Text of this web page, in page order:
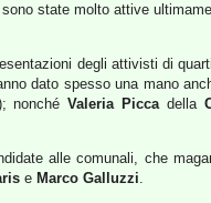
state molto attive
degli attivisti di
dato spesso una mano
nonchéValeria Piccadella
alle comunali, che
e Marco Galluzzi.